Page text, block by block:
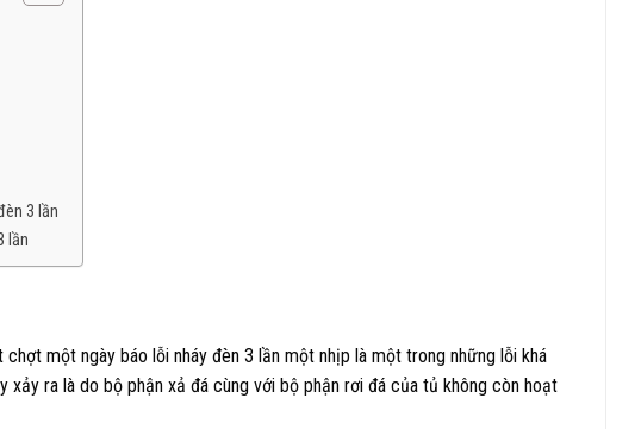
3 lần
lần
một ngày báo lỗi nháy đèn 3 lần một nhịp là một trong những lỗi khá
xảy ra là do bộ phận xả đá cùng với bộ phận rơi đá của tủ không còn hoạt